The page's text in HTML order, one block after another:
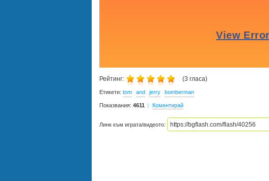
Рейтинг: (3 гласа)
Етикети: tom and jerry bomberman
Показвания: 4611 Коментирай
Линк към играта/видеото: